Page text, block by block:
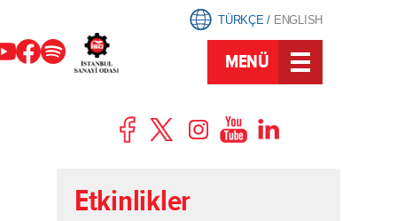
TÜRKÇE/ ENGLISH
MENÜ
Etkinlikler